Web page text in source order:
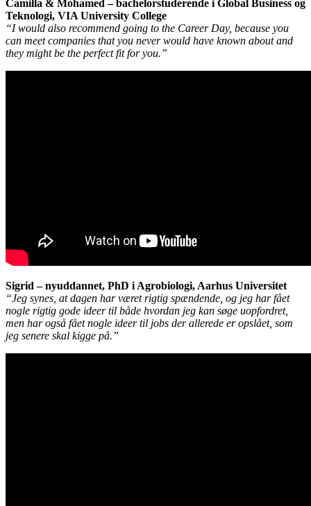
Camilla & Mohamed – bachelorstuderende i Global Business og
Teknologi, VIA University College
“I would also recommend going to the Career Day, because you
can meet companies that you never would have known about and
they might be the perfect fit for you.”
Sigrid – nyuddannet, PhD i Agrobiologi, Aarhus Universitet
“Jeg synes, at dagen har været rigtig spændende, og jeg har fået
nogle rigtig gode ideer til både hvordan jeg kan søge uopfordret,
men har også fået nogle ideer til jobs der allerede er opslået, som
jeg senere skal kigge på.”